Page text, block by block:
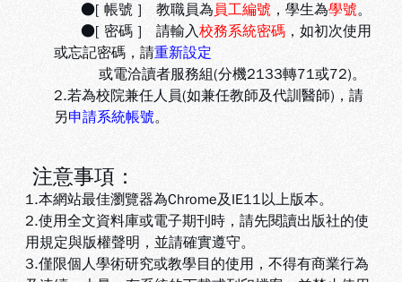
●[ 帳號 ] 教職員為 員工編號 ，學生為學號。
●[ 密碼 ] 請輸入校務系統密碼 ，如初次使用
或忘記密碼，請重新設定
或電洽讀者服務組(分機2133轉71或72)。
2.若為校院兼任人員(如兼任教師及代訓醫師)，請
另申請系統帳號。
注意事項：
1.本網站最佳瀏覽器為Chrome及IE11以上版本。
2.使用全文資料庫或電子期刊時，請先閱讀出版社的使
用規定與版權聲明，並請確實遵守。
3.僅限個人學術研究或教學目的使用，不得有商業行為